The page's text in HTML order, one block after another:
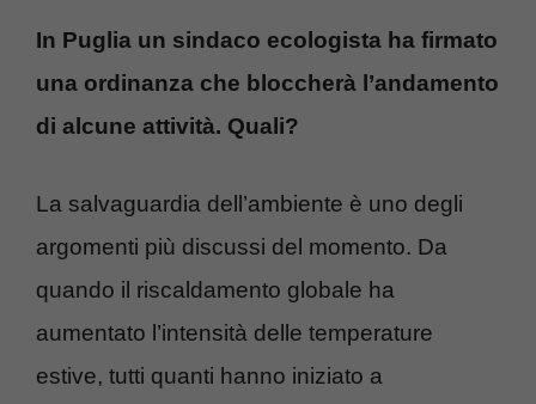
In Puglia un sindaco ecologista ha firmato
una ordinanza che bloccherà l’andamento
di alcune attività. Quali?
La salvaguardia dell’ambiente è uno degli
argomenti più discussi del momento. Da
quando il riscaldamento globale ha
aumentato l’intensità delle temperature
estive, tutti quanti hanno iniziato a